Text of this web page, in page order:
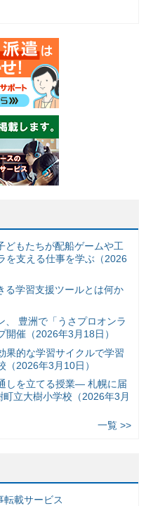
どもたちが配船ゲームや工
を支える仕事を学ぶ（2026
る学習支援ツールとは何か
、 豊洲で「うさプロオンラ
催（2026年3月18日）
果的な学習サイクルで学習
（2026年3月10日）
しを立てる授業— 札幌に届
町立大樹小学校（2026年3月
一覧 >>
転載サービス